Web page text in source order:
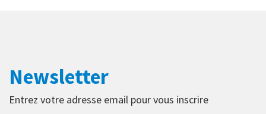
Newsletter
Entrez votre adresse email pour vous inscrire